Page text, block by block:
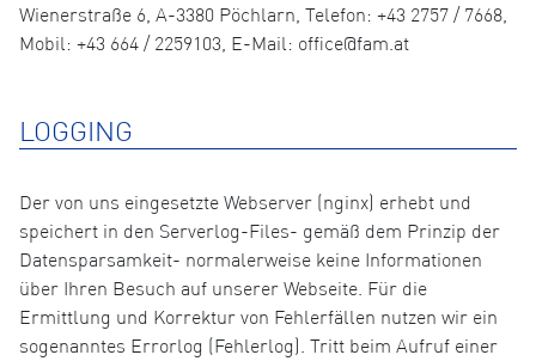
Wienerstraße 6, A-3380 Pöchlarn, Telefon: +43 2757 / 7668,
Mobil: +43 664 / 2259103, E-Mail: office@fam.at
LOGGING
Der von uns eingesetzte Webserver (nginx) erhebt und
speichert in den Serverlog-Files- gemäß dem Prinzip der
Datensparsamkeit- normalerweise keine Informationen
über Ihren Besuch auf unserer Webseite. Für die
Ermittlung und Korrektur von Fehlerfällen nutzen wir ein
sogenanntes Errorlog (Fehlerlog). Tritt beim Aufruf einer